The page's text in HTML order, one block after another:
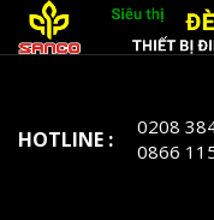
HOTLINE : 0208
0866